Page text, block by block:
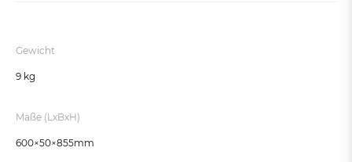
Lichtgrau RAL 7035
Gewicht
9 kg
Maße (LxBxH)
600×50×855mm